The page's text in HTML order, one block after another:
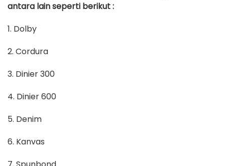
antara lain seperti berikut :
1. Dolby
2. Cordura
3. Dinier 300
4. Dinier 600
5. Denim
6. Kanvas